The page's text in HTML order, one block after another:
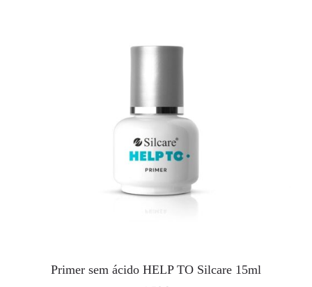
Primer sem ácido HELP TO Silcare 15ml